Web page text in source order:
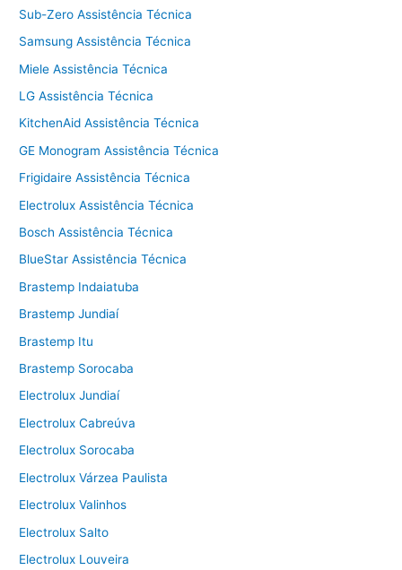
Sub-Zero Assistência Técnica
Samsung Assistência Técnica
Miele Assistência Técnica
LG Assistência Técnica
KitchenAid Assistência Técnica
GE Monogram Assistência Técnica
Frigidaire Assistência Técnica
Electrolux Assistência Técnica
Bosch Assistência Técnica
BlueStar Assistência Técnica
Brastemp Indaiatuba
Brastemp Jundiaí
Brastemp Itu
Brastemp Sorocaba
Electrolux Jundiaí
Electrolux Cabreúva
Electrolux Sorocaba
Electrolux Várzea Paulista
Electrolux Valinhos
Electrolux Salto
Electrolux Louveira